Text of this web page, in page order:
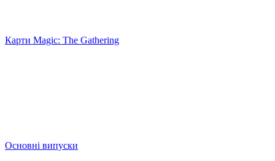
Карти Magic: The Gathering
Основні випуски